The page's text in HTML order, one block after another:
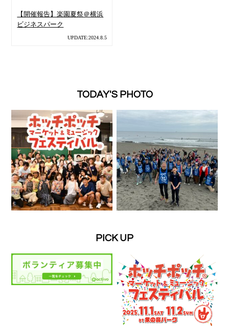
【開催報告】楽園夏祭＠横浜
ビジネスパーク
UPDATE:2024.8.5
TODAY'S PHOTO
PICK UP